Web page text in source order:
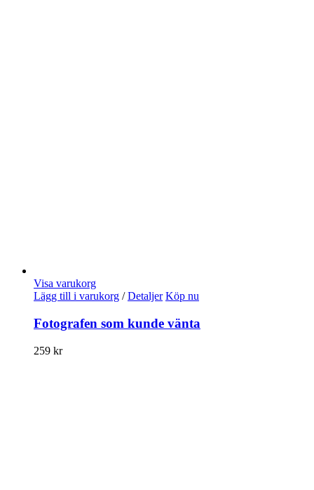
Visa varukorg
Lägg till i varukorg / Detaljer Köp nu
Fotografen som kunde vänta
259 kr